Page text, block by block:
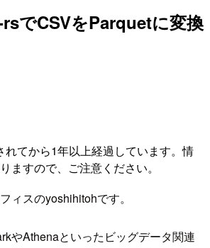
でCSVをParquetに変換
れてから1年以上経過しています。情
ますので、ご注意ください。
ィスのyoshihitohです。
やAthenaといったビッグデータ関連